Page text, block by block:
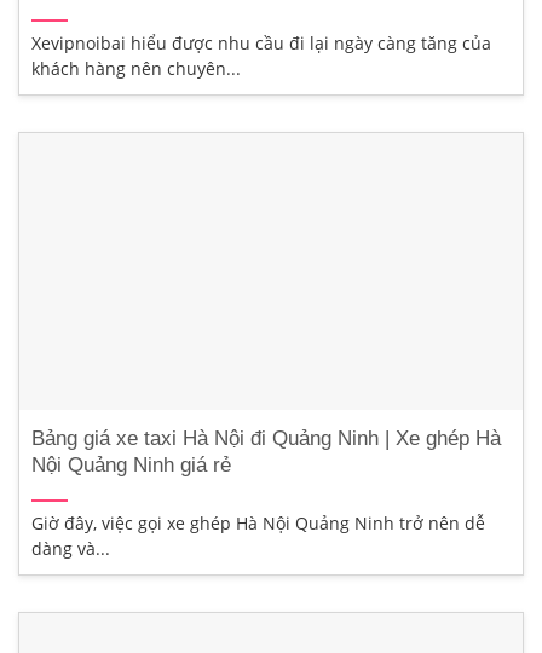
Xevipnoibai hiểu được nhu cầu đi lại ngày càng tăng của
khách hàng nên chuyên...
Bảng giá xe taxi Hà Nội đi Quảng Ninh | Xe ghép Hà
Nội Quảng Ninh giá rẻ
Giờ đây, việc gọi xe ghép Hà Nội Quảng Ninh trở nên dễ
dàng và...